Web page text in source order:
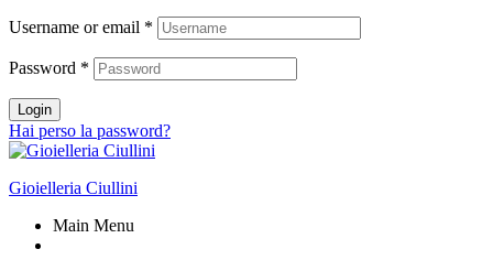
Username or email *
Password *
Login
Hai perso la password?
Gioielleria Ciullini
Main Menu